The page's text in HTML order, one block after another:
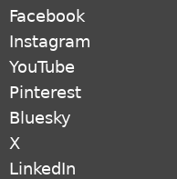
Facebook
Instagram
YouTube
Pinterest
Bluesky
X
LinkedIn